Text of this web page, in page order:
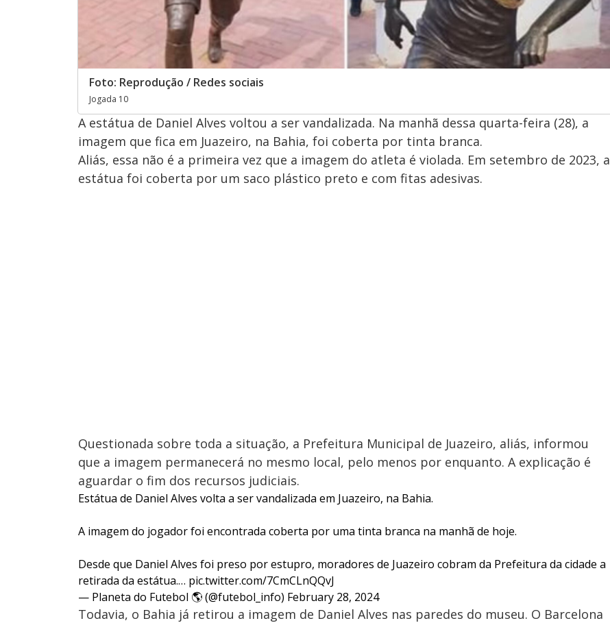
Foto: Reprodução / Redes sociais
Jogada 10
A estátua de Daniel Alves voltou a ser vandalizada. Na manhã dessa quarta-feira (28), a
imagem que fica em Juazeiro, na Bahia, foi coberta por tinta branca.
Aliás, essa não é a primeira vez que a imagem do atleta é violada. Em setembro de 2023, a
estátua foi coberta por um saco plástico preto e com fitas adesivas.
Questionada sobre toda a situação, a Prefeitura Municipal de Juazeiro, aliás, informou
que a imagem permanecerá no mesmo local, pelo menos por enquanto. A explicação é
aguardar o fim dos recursos judiciais.
Estátua de Daniel Alves volta a ser vandalizada em Juazeiro, na Bahia.
A imagem do jogador foi encontrada coberta por uma tinta branca na manhã de hoje.
Desde que Daniel Alves foi preso por estupro, moradores de Juazeiro cobram da Prefeitura da cidade a
retirada da estátua.… pic.twitter.com/7CmCLnQQvJ
— Planeta do Futebol 🌎 (@futebol_info) February 28, 2024
Todavia, o Bahia já retirou a imagem de Daniel Alves nas paredes do museu. O Barcelona